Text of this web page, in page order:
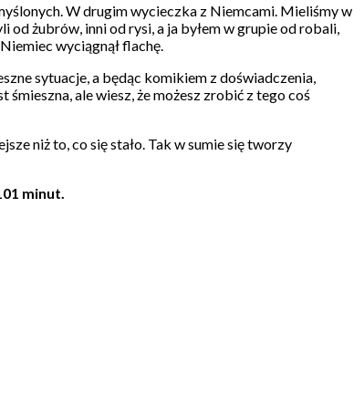
W drugim wycieczka z Niemcami. Mieliśmy w
żubrów, inni od rysi, a ja byłem w grupie od robali,
wyciągnął flachę.
sytuacje, a będąc komikiem z doświadczenia,
ale wiesz, że możesz zrobić z tego coś
niż to, co się stało. Tak w sumie się tworzy
minut.